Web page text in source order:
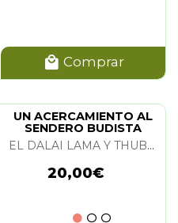
Comprar
UN ACERCAMIENTO AL
SENDERO BUDISTA
EL DALAI LAMA Y THUBTEN CHODRON
20,00€